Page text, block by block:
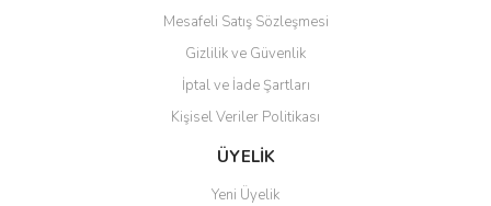
Gönder
Mesafeli Satış Sözleşmesi
Gizlilik ve Güvenlik
İptal ve İade Şartları
Kişisel Veriler Politikası
ÜYELİK
Yeni Üyelik